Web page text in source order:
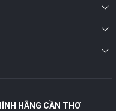
HÃNG CẦN THƠ